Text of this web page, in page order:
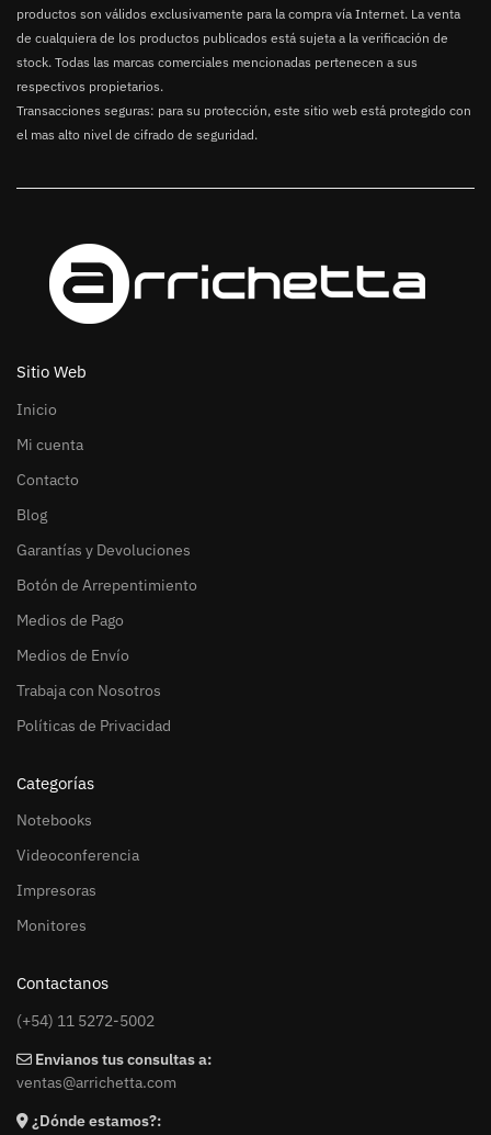
productos son válidos exclusivamente para la compra vía Internet. La venta
de cualquiera de los productos publicados está sujeta a la verificación de
stock. Todas las marcas comerciales mencionadas pertenecen a sus
respectivos propietarios.
Transacciones seguras: para su protección, este sitio web está protegido con
el mas alto nivel de cifrado de seguridad.
Sitio Web
Inicio
Mi cuenta
Contacto
Blog
Garantías y Devoluciones
Botón de Arrepentimiento
Medios de Pago
Medios de Envío
Trabaja con Nosotros
Políticas de Privacidad
Categorías
Notebooks
Videoconferencia
Impresoras
Monitores
Contactanos
(+54) 11 5272-5002
Envianos tus consultas a:
ventas@arrichetta.com
¿Dónde estamos?: